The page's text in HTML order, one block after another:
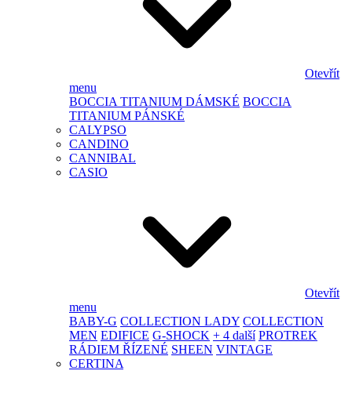
Otevřít
menu
BOCCIA TITANIUM DÁMSKÉ BOCCIA
TITANIUM PÁNSKÉ
CALYPSO
CANDINO
CANNIBAL
CASIO
Otevřít
menu
BABY-G COLLECTION LADY COLLECTION
MEN EDIFICE G-SHOCK + 4 další PROTREK
RÁDIEM ŘÍZENÉ SHEEN VINTAGE
CERTINA